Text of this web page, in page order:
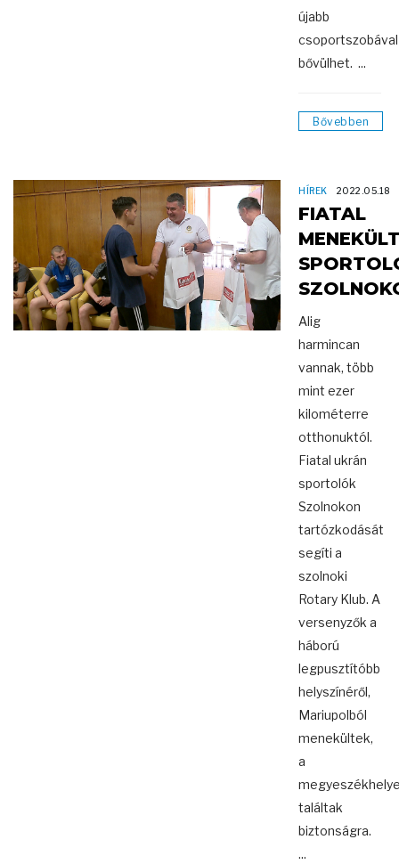
újabb
csoportszobával
bővülhet. ...
Bővebben
HÍREK 2022.05.18
FIATAL
Alig
harmincan
vannak, több
mint ezer
kilométerre
otthonuktól.
Fiatal ukrán
sportolók
Szolnokon
tartózkodását
segíti a
szolnoki
Rotary Klub. A
versenyzők a
háború
legpusztítóbb
helyszínéről,
Mariupolból
menekültek,
a
találtak
biztonságra.
...